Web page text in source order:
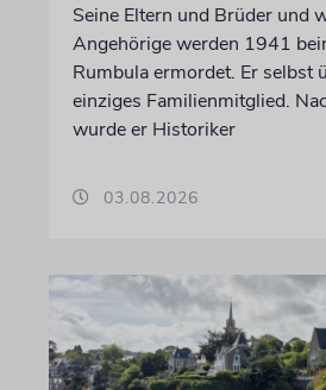
Seine Eltern und Brüder und
Angehörige werden 1941
Rumbula ermordet. Er selbst
einziges Familienmitglied.
wurde er Historiker
03.08.2026